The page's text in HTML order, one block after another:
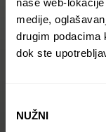
medije,
drugim podacima
dok ste
pristanka
NUŽNI